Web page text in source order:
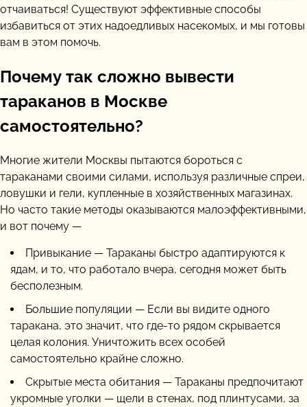
отчаиваться! Существуют эффективные способы
избавиться от этих надоедливых насекомых, и мы готовы
вам в этом помочь.
Почему так сложно вывести
тараканов в Москве
самостоятельно?
Многие жители Москвы пытаются бороться с
тараканами своими силами, используя различные спреи,
ловушки и гели, купленные в хозяйственных магазинах.
Но часто такие методы оказываются малоэффективными,
и вот почему —
Привыкание — Тараканы быстро адаптируются к
ядам, и то, что работало вчера, сегодня может быть
бесполезным.
Большие популяции — Если вы видите одного
таракана, это значит, что где-то рядом скрывается
целая колония. Уничтожить всех особей
самостоятельно крайне сложно.
Скрытые места обитания — Тараканы предпочитают
укромные уголки — щели в стенах, под плинтусами, за